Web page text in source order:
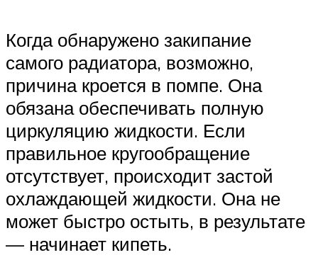
Когда обнаружено закипание
самого радиатора, возможно,
причина кроется в помпе. Она
обязана обеспечивать полную
циркуляцию жидкости. Если
правильное кругообращение
отсутствует, происходит застой
охлаждающей жидкости. Она не
может быстро остыть, в результате
— начинает кипеть.